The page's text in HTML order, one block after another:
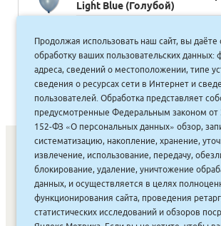
Light Blue (Голубой)
20.00руб.
18 руб.
СОНУННАР| КОМПАНИЯ ТУҺУНАН |
АКЦИЯЛАР|ДИСКОНТНАЙ СИСТЕМА|
ВАКАНСИЯЛАР|
Продолжая использовать наш сайт, вы даёте
обработку ваших пользовательских данных:
адреса, сведений о местоположении, типе
сведения о ресурсах сети в Интернет и
пользователей. Обработка представляет
предусмотренные Федеральным законом от
152-ФЗ «О персональных данных» обзор,
систематизацию, накопление, хранение,
извлечение, использование, передачу,
блокирование, удаление, уничтожение
данных, и осуществляется в целях
функционирования сайта, проведения
статистических исследований и обзоров